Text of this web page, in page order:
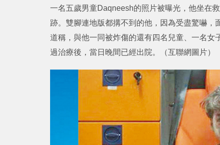
一名五歲男童Daqneesh的照片被曝光，他坐在
跡。雙腳連地版都搆不到的他，因為受盡驚嚇
道稱，與他一同被炸傷的還有四名兒童、一名
過治療後，當日晚間已經出院。（互聯網圖片）